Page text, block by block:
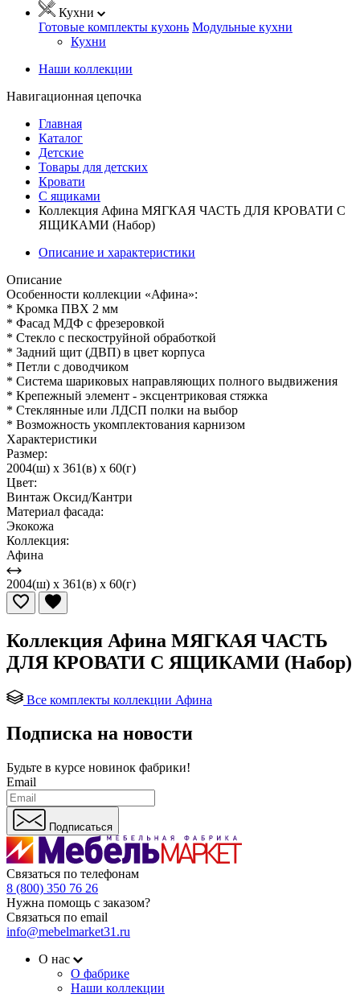
Кухни
Готовые комплекты кухонь Модульные кухни
Кухни
Наши коллекции
Навигационная цепочка
Главная
Каталог
Детские
Товары для детских
Кровати
С ящиками
Коллекция Афина МЯГКАЯ ЧАСТЬ ДЛЯ КРОВАТИ С
ЯЩИКАМИ (Набор)
Описание и характеристики
Описание
Особенности коллекции «Афина»:
* Кромка ПВХ 2 мм
* Фасад МДФ с фрезеровкой
* Стекло с пескоструйной обработкой
* Задний щит (ДВП) в цвет корпуса
* Петли с доводчиком
* Система шариковых направляющих полного выдвижения
* Крепежный элемент - эксцентриковая стяжка
* Стеклянные или ЛДСП полки на выбор
* Возможность укомплектования карнизом
Характеристики
Размер:
2004(ш) x 361(в) x 60(г)
Цвет:
Винтаж Оксид/Кантри
Материал фасада:
Экокожа
Коллекция:
Афина
2004(ш) x 361(в) x 60(г)
Коллекция Афина МЯГКАЯ ЧАСТЬ
ДЛЯ КРОВАТИ С ЯЩИКАМИ (Набор)
Все комплекты коллекции Афина
Подписка на новости
Будьте в курсе новинок фабрики!
Email
Подписаться
Связаться по телефонам
8 (800) 350 76 26
Нужна помощь с заказом?
Связаться по email
info@mebelmarket31.ru
О нас
О фабрике
Наши коллекции